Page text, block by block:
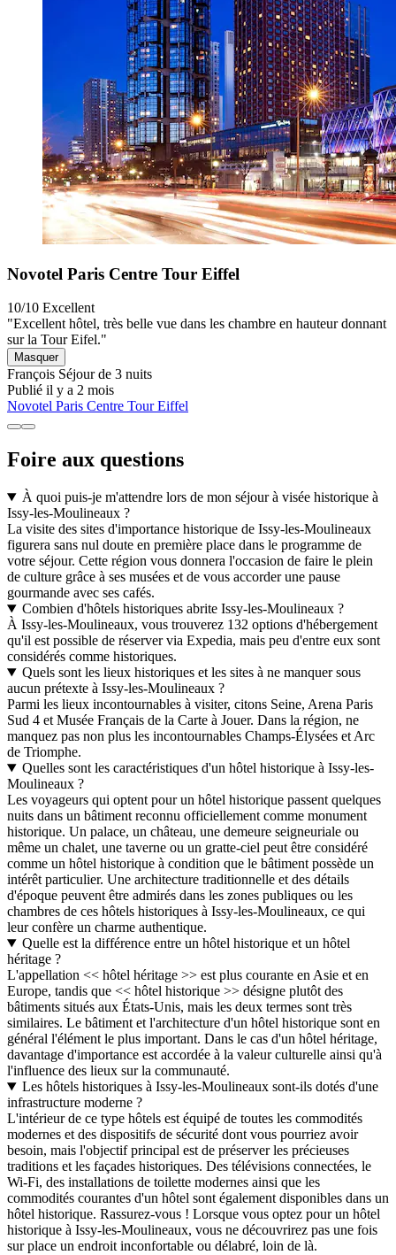
Novotel Paris Centre Tour Eiffel
10/10 Excellent
"Excellent hôtel, très belle vue dans les chambre en hauteur donnant
sur la Tour Eifel."
Masquer
François Séjour de 3 nuits
Publié il y a 2 mois
Novotel Paris Centre Tour Eiffel
Foire aux questions
À quoi puis-je m'attendre lors de mon séjour à visée historique à
Issy-les-Moulineaux ?
La visite des sites d'importance historique de Issy-les-Moulineaux
figurera sans nul doute en première place dans le programme de
votre séjour. Cette région vous donnera l'occasion de faire le plein
de culture grâce à ses musées et de vous accorder une pause
gourmande avec ses cafés.
Combien d'hôtels historiques abrite Issy-les-Moulineaux ?
À Issy-les-Moulineaux, vous trouverez 132 options d'hébergement
qu'il est possible de réserver via Expedia, mais peu d'entre eux sont
considérés comme historiques.
Quels sont les lieux historiques et les sites à ne manquer sous
aucun prétexte à Issy-les-Moulineaux ?
Parmi les lieux incontournables à visiter, citons Seine, Arena Paris
Sud 4 et Musée Français de la Carte à Jouer. Dans la région, ne
manquez pas non plus les incontournables Champs-Élysées et Arc
de Triomphe.
Quelles sont les caractéristiques d'un hôtel historique à Issy-les-
Moulineaux ?
Les voyageurs qui optent pour un hôtel historique passent quelques
nuits dans un bâtiment reconnu officiellement comme monument
historique. Un palace, un château, une demeure seigneuriale ou
même un chalet, une taverne ou un gratte-ciel peut être considéré
comme un hôtel historique à condition que le bâtiment possède un
intérêt particulier. Une architecture traditionnelle et des détails
d'époque peuvent être admirés dans les zones publiques ou les
chambres de ces hôtels historiques à Issy-les-Moulineaux, ce qui
leur confère un charme authentique.
Quelle est la différence entre un hôtel historique et un hôtel
héritage ?
L'appellation << hôtel héritage >> est plus courante en Asie et en
Europe, tandis que << hôtel historique >> désigne plutôt des
bâtiments situés aux États-Unis, mais les deux termes sont très
similaires. Le bâtiment et l'architecture d'un hôtel historique sont en
général l'élément le plus important. Dans le cas d'un hôtel héritage,
davantage d'importance est accordée à la valeur culturelle ainsi qu'à
l'influence des lieux sur la communauté.
Les hôtels historiques à Issy-les-Moulineaux sont-ils dotés d'une
infrastructure moderne ?
L'intérieur de ce type hôtels est équipé de toutes les commodités
modernes et des dispositifs de sécurité dont vous pourriez avoir
besoin, mais l'objectif principal est de préserver les précieuses
traditions et les façades historiques. Des télévisions connectées, le
Wi-Fi, des installations de toilette modernes ainsi que les
commodités courantes d'un hôtel sont également disponibles dans un
hôtel historique. Rassurez-vous ! Lorsque vous optez pour un hôtel
historique à Issy-les-Moulineaux, vous ne découvrirez pas une fois
sur place un endroit inconfortable ou délabré, loin de là.